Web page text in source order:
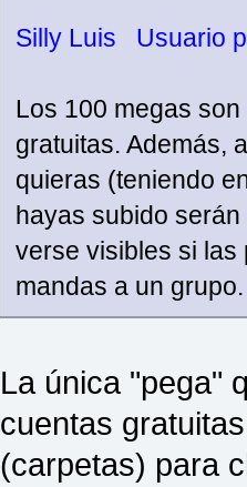
Silly Luis Usuario
Los 100 megas
gratuitas. Además,
quieras (teniendo
hayas subido
verse visibles si las
mandas a un grupo.
La única "pega"
cuentas
(carpetas) para